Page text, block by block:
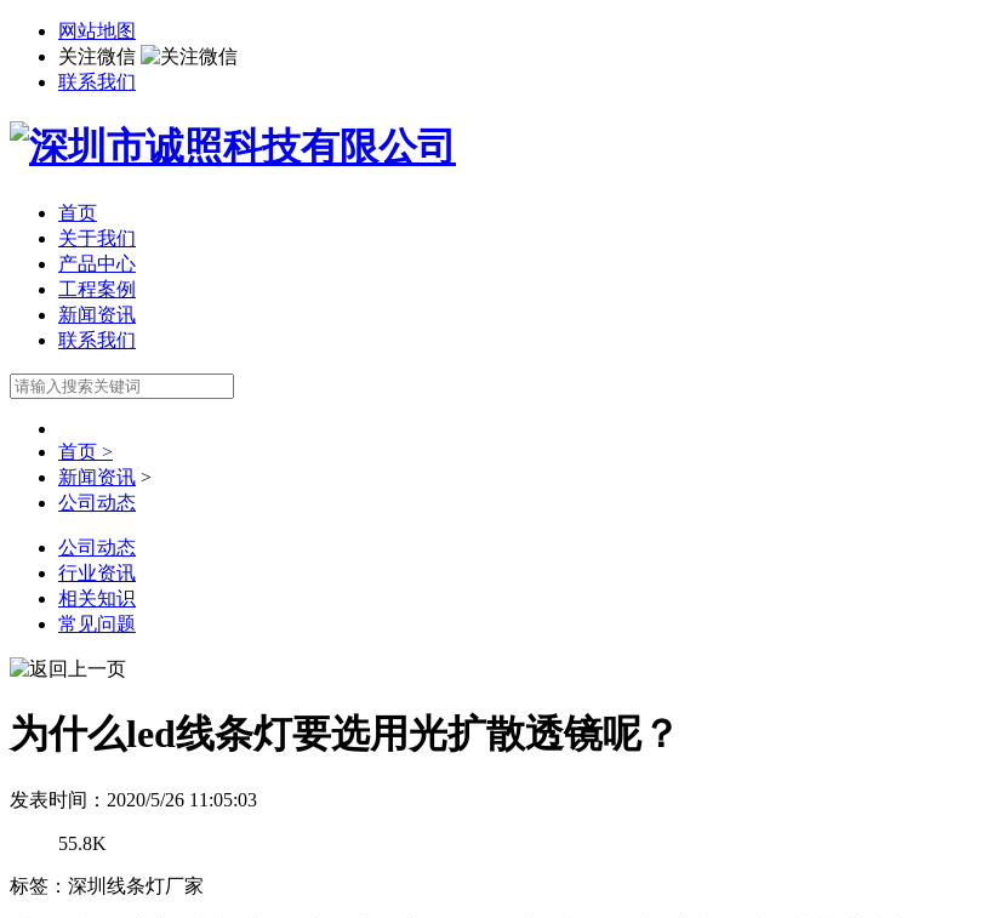
网站地图
关注微信
联系我们
首页
关于我们
产品中心
工程案例
新闻资讯
联系我们
首页 >
新闻资讯 >
公司动态
公司动态
行业资讯
相关知识
常见问题
为什么led线条灯要选用光扩散透镜呢？
发表时间：2020/5/26 11:05:03
55.8K
标签：深圳线条灯厂家